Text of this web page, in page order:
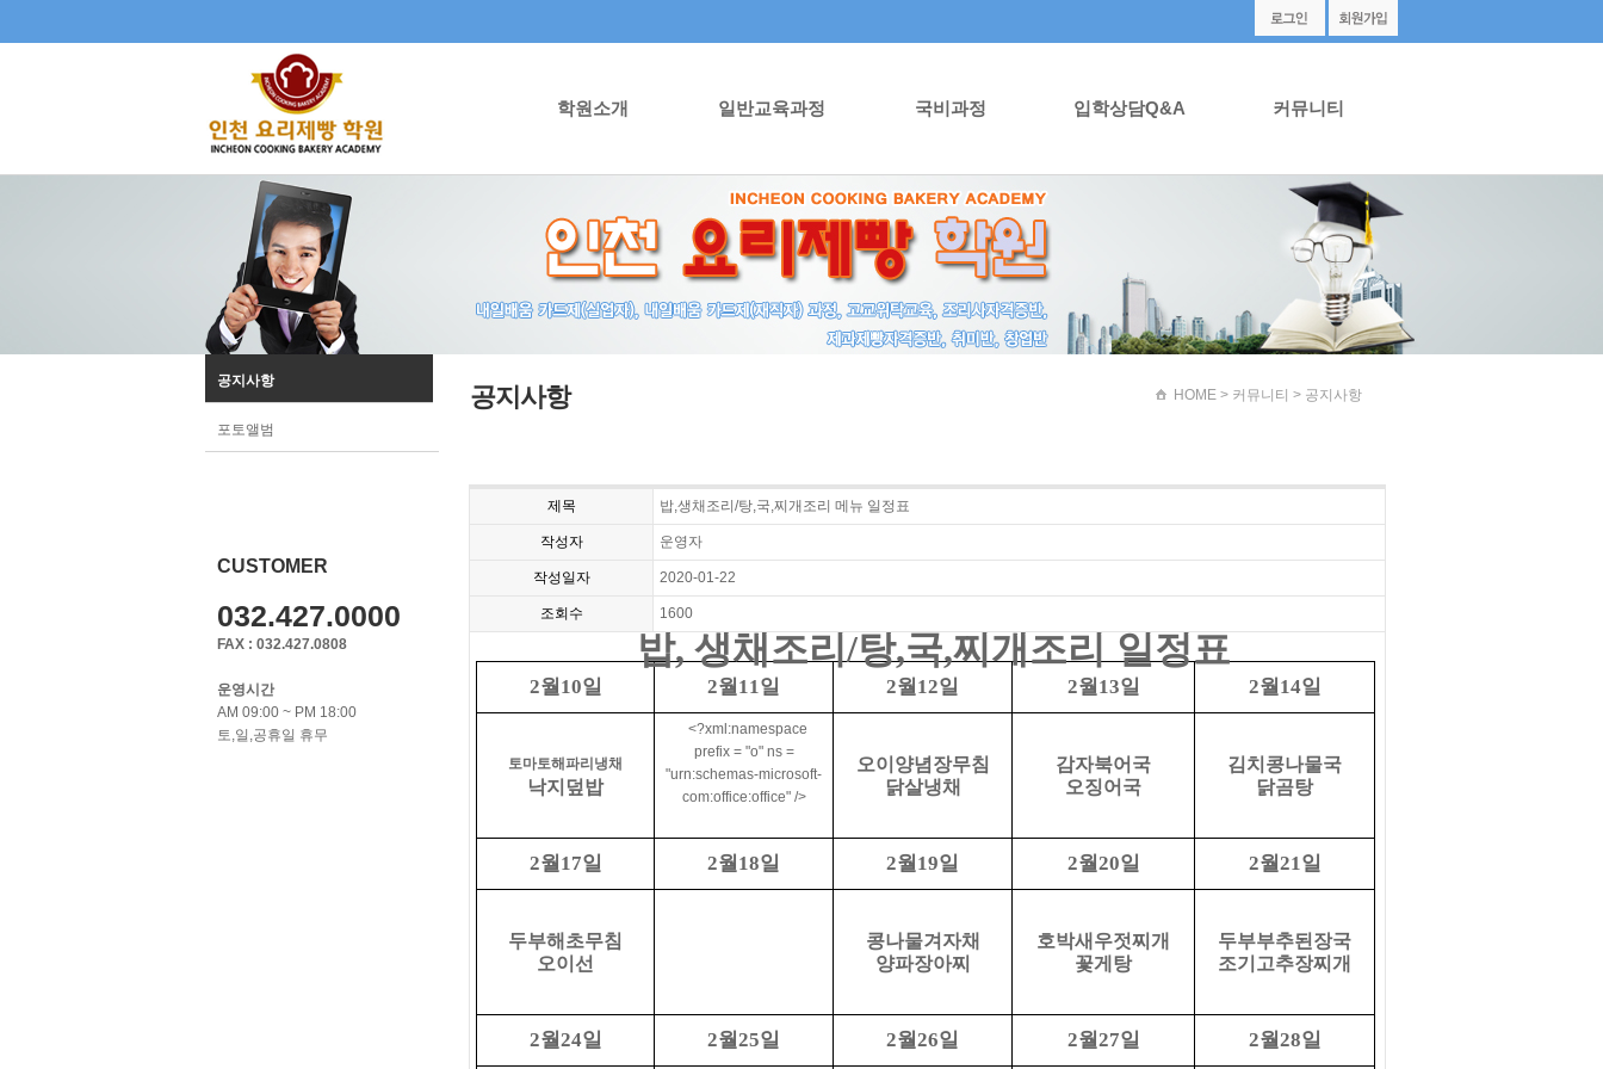
학원소개 일반교육과정 국비과정 입학상담Q&A 커뮤니티
공지사항
포토앨범
CUSTOMER
032.427.0000
FAX : 032.427.0808
운영시간
AM 09:00 ~ PM 18:00
토,일,공휴일 휴무
공지사항 HOME > 커뮤니티 > 공지사항
제목 밥,생채조리/탕,국,찌개조리 메뉴 일정표
작성자 운영자
작성일자 2020-01-22
조회수 1600
밥, 생채조리 /탕,국,찌개조리 일정표
2월 10일 2월 11일 2월 12일 2월 13일 2월 14일
토마토해파리냉채
낙지덮밥
<?xml:namespace
prefix = "o" ns =
"urn:schemas-microsoft-
com:office:office" />
오이양념장무침
닭살냉채
감자북어국
오징어국
김치콩나물국
닭곰탕
2월 17일 2월 18일 2월 19일 2월 20일 2월 21일
두부해초무침
오이선
콩나물겨자채
양파장아찌
호박새우젓찌개
꽃게탕
두부부추된장국
조기고추장찌개
2월 24일 2월 25일 2월 26일 2월 27일 2월 28일